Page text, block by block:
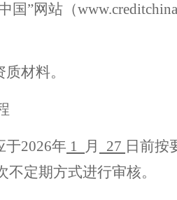
国”网站（
材料。
于2026年 1 月 27 日前按
不定期方式进行审核。